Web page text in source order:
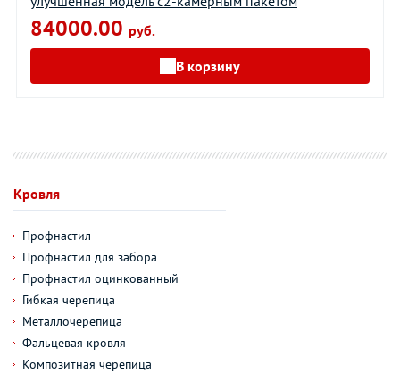
84000.00 руб.
В корзину
Кровля
Профнастил
Профнастил для забора
Профнастил оцинкованный
Гибкая черепица
Металлочерепица
Фальцевая кровля
Композитная черепица